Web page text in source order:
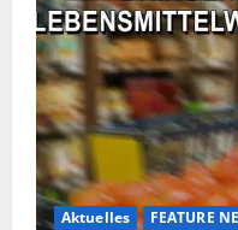
Aktuelles
FEATURE